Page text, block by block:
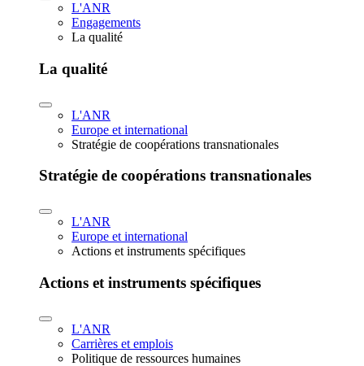
L'ANR
Engagements
La qualité
La qualité
L'ANR
Europe et international
Stratégie de coopérations transnationales
Stratégie de coopérations transnationales
L'ANR
Europe et international
Actions et instruments spécifiques
Actions et instruments spécifiques
L'ANR
Carrières et emplois
Politique de ressources humaines